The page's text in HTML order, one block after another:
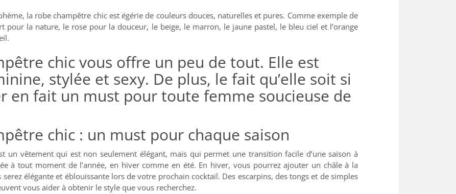
la robe champêtre chic est égérie de couleurs douces, naturelles et pures. Comme exemple de
pour la nature, le rose pour la douceur, le beige, le marron, le jaune pastel, le bleu ciel et l’orange
chic vous offre un peu de tout. Elle est
stylée et sexy. De plus, le fait qu’elle soit si
en fait un must pour toute femme soucieuse de
chic : un must pour chaque saison
un vêtement qui est non seulement élégant, mais qui permet une transition facile d’une saison à
à tout moment de l’année, en hiver comme en été. En hiver, vous pourrez ajouter un châle à la
élégante et éblouissante lors de votre prochain cocktail. Des escarpins, des tongs et de simples
vous aider à obtenir le style que vous recherchez.